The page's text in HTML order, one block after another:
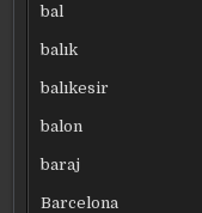
bal
balık
balıkesir
balon
baraj
Barcelona